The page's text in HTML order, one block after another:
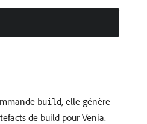
build, elle génère
de build pour Venia.